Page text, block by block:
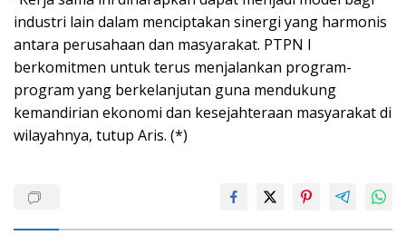
industri lain dalam menciptakan sinergi yang harmonis
antara perusahaan dan masyarakat. PTPN I
berkomitmen untuk terus menjalankan program-
program yang berkelanjutan guna mendukung
kemandirian ekonomi dan kesejahteraan masyarakat di
wilayahnya, tutup Aris. (*)